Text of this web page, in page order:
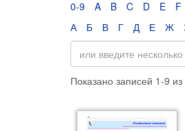
0-9 A B C D E F
А
Б В Г Д Е Ж
Показано записей 1-9 из